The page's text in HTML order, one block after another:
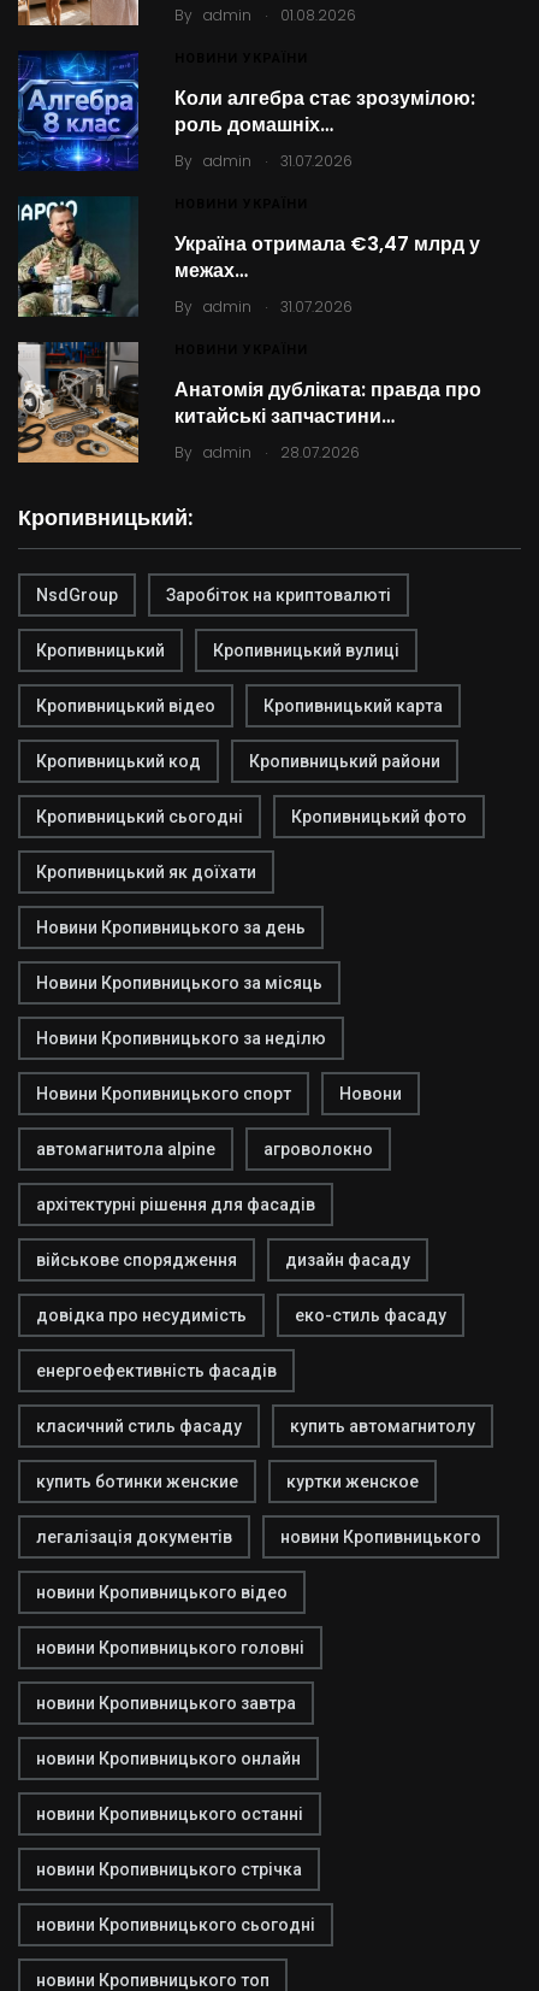
By admin . 01.08.2026
Коли алгебра стає зрозумілою:
роль домашніх…
By admin . 31.07.2026
Україна отримала €3,47 млрд у
межах…
By admin . 31.07.2026
Анатомія дубліката: правда про
китайські запчастини…
By admin . 28.07.2026
Кропивницький:
NsdGroup Заробіток на криптовалюті
Кропивницький Кропивницький вулиці
Кропивницький відео Кропивницький карта
Кропивницький код Кропивницький райони
Кропивницький сьогодні Кропивницький фото
Кропивницький як доїхати
Новини Кропивницького за день
Новини Кропивницького за місяць
Новини Кропивницького за неділю
Новини Кропивницького спорт Новони
автомагнитола alpine агроволокно
архітектурні рішення для фасадів
військове спорядження дизайн фасаду
довідка про несудимість еко-стиль фасаду
енергоефективність фасадів
класичний стиль фасаду купить автомагнитолу
купить ботинки женские куртки женское
легалізація документів новини Кропивницького
новини Кропивницького відео
новини Кропивницького головні
новини Кропивницького завтра
новини Кропивницького онлайн
новини Кропивницького останні
новини Кропивницького стрічка
новини Кропивницького сьогодні
новини Кропивницького топ